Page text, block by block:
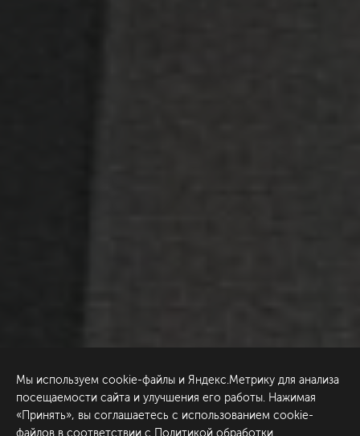
Мы используем cookie-файлы и Яндекс.Метрику для анализа
посещаемости сайта и улучшения его работы. Нажимая
«Принять», вы соглашаетесь с использованием cookie-
файлов в соответствии с Политикой обработки